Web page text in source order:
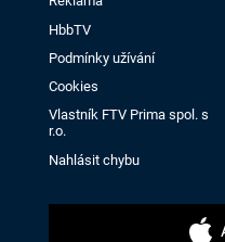
HbbTV
Podmínky užívání
Cookies
Vlastník FTV Prima spol. s
r.o.
Nahlásit chybu